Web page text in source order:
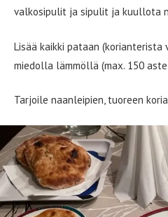
valkosipulit ja sipulit ja kuullota
Lisää kaikki pataan (korianterista
miedolla lämmöllä (max. 150
Tarjoile naanleipien, tuoreen